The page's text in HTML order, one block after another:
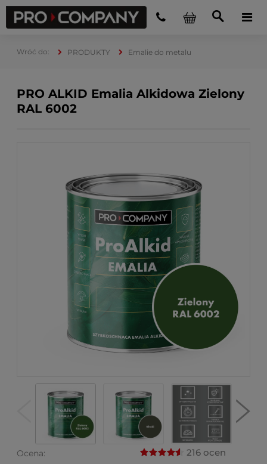
PRODUKTY Emalie do metalu
PRO ALKID Emalia Alkidowa Zielony
RAL 6002
Ocena: 216 ocen